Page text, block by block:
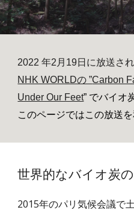
2022 年2月19日に放送さ
NHK WORLDの ”Carbon
Under Our Feet” でバイオ
このページではこの放送
世界的なバイオ炭の
2015年のパリ気候会議で